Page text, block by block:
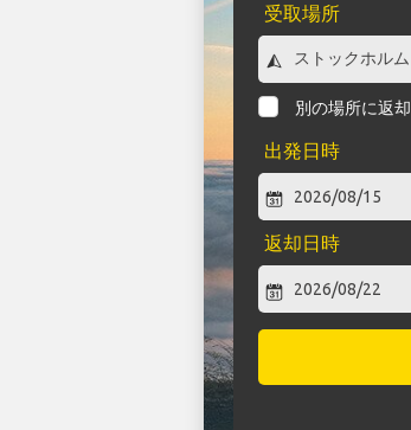
受取場所
別の場所に返却
出発日時
返却日時